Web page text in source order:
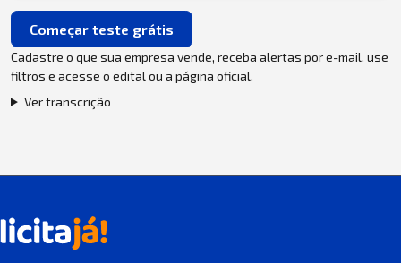
Começar teste grátis
Cadastre o que sua empresa vende, receba alertas por e-mail, use
filtros e acesse o edital ou a página oficial.
Ver transcrição